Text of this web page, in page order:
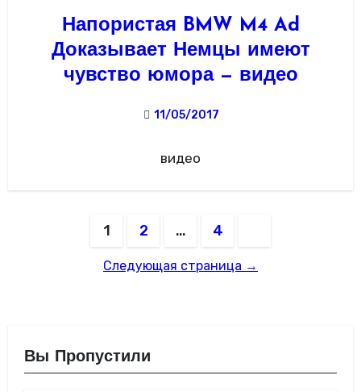
Напористая BMW M4 Ad
Доказывает Немцы имеют
чувство юмора — видео
11/05/2017
видео
Пагинация
записей
1 2 … 4
Следующая страница →
Вы Пропустили